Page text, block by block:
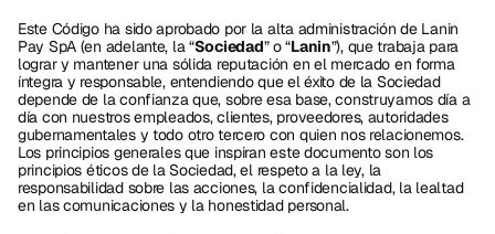
Este Código ha sido aprobado por la alta administración de Lanin
Pay SpA (en adelante, la “Sociedad” o “Lanin”), que trabaja para
lograr y mantener una sólida reputación en el mercado en forma
íntegra y responsable, entendiendo que el éxito de la Sociedad
depende de la confianza que, sobre esa base, construyamos día a
día con nuestros empleados, clientes, proveedores, autoridades
gubernamentales y todo otro tercero con quien nos relacionemos.
Los principios generales que inspiran este documento son los
principios éticos de la Sociedad, el respeto a la ley, la
responsabilidad sobre las acciones, la confidencialidad, la lealtad
en las comunicaciones y la honestidad personal.